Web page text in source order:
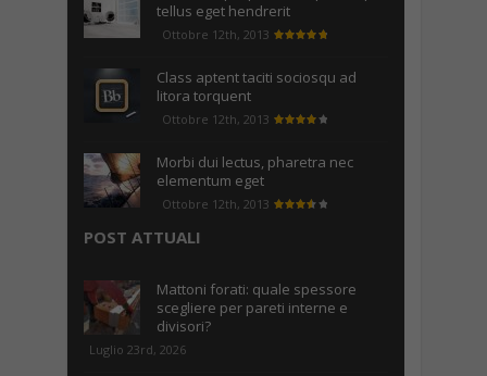
tellus eget hendrerit
Ottobre 12th, 2013
Class aptent taciti sociosqu ad
litora torquent
Ottobre 12th, 2013
Morbi dui lectus, pharetra nec
elementum eget
Ottobre 12th, 2013
POST ATTUALI
Mattoni forati: quale spessore
scegliere per pareti interne e
divisori?
Luglio 23rd, 2026